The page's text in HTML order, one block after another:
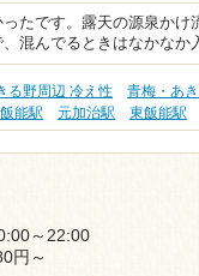
たです。露天の源泉かけ
混んでるときはなかな
る野周辺 冷え性
青梅・あ
飯能駅 元加治駅 東飯能駅
～22:00
円～